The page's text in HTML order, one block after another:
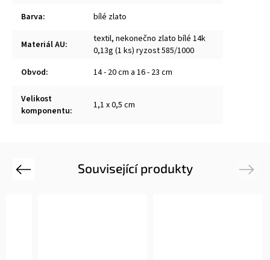
Barva: bílé zlato
Materiál AU:
textil, nekonečno zlato bílé 14k
0,13g (1 ks) ryzost 585/1000
Obvod: 14 - 20 cm a 16 - 23 cm
Velikost
komponentu: 1,1 x 0,5 cm
Související produkty
Previous Next